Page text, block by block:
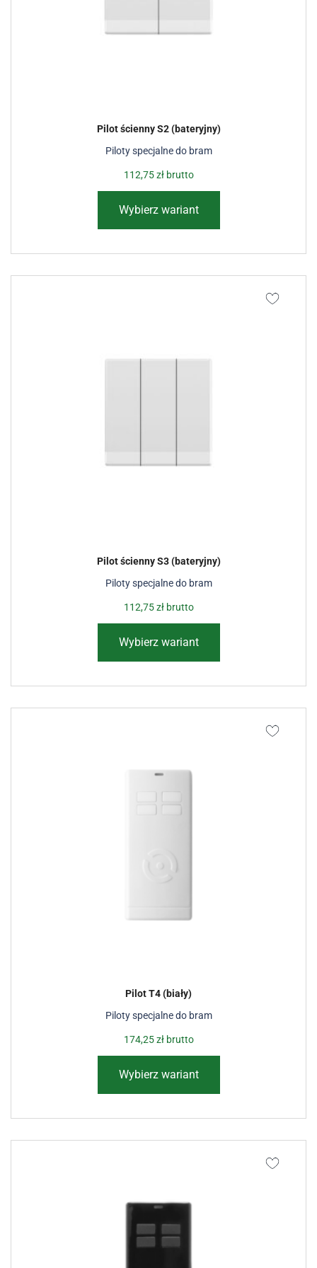
Piloty specjalne do bram
Pilot ścienny S2 (bateryjny)
112,75złbrutto
Wybierz wariant
Piloty specjalne do bram
Pilot ścienny S3 (bateryjny)
112,75złbrutto
Wybierz wariant
Piloty specjalne do bram
Pilot T4 (biały)
174,25złbrutto
Wybierz wariant